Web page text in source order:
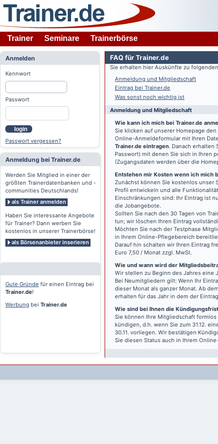
Trainer Seminare Trainerbörse
Anmelden
Kennwort
Passwort
login
Passwort vergessen?
Anmeldung bei Trainer.de
Werden Sie Mitglied in einer der
größten Trainerdatenbanken und -
communities Deutschlands!
als Trainer anmelden
Haben Sie interessante Angebote
für Trainer? Dann werben Sie
kostenlos in unserer Trainerbörse!
als Börsenanbieter inserieren
Gute Gründe für einen Eintrag bei
Trainer.de!
Werbung bei Trainer.de
FAQ für Trainer.de
Sie erhalten hier Auskünfte zu
Anmeldung und Mitgliedschaft
Eintrag bei Trainer.de
Was sonst noch wichtig ist
Anmeldung und Mitgliedschaft
Wie kann ich mich bei Trainer.de
Sie klicken auf unserer Homepage
Online-Anmeldeformular mit Ihren
Trainer.de eintragen. Danach erhalten
Passwort) mit denen Sie sich in Ihren
(Zugangsdaten werden über die
Entstehen mir Kosten wenn ich mich
Zunächst können Sie kostenlos unser
Profil entwickeln und alle
Einschränkungen sind: Ihr Eintrag ist
die Jobangebote.
Sollten Sie nach den 30 Tagen von
tun; wir löschen Ihren Eintrag
Möchten Sie nach der Testphase
in Ihrem Online-Pflegebereich
Darauf hin schalten wir Ihren Eintrag
Euro 7,50 / Monat zzgl. MwSt.
Wie und wann wird der
Wir stellen zu Beginn des Jahres eine
Bei Neumitgliedern gilt: Wenn Ihr
dieser Monat als ganzer Monat. Ab
erhalten für das Jahr in dem der
Wie sind bei Ihnen die
Sie können Ihre Mitgliedschaft
kündigen, d.h. wenn Sie zum 31.12.
30.11. vorliegen. Wir bestätigen
Sie diesen Status auch in Ihrem